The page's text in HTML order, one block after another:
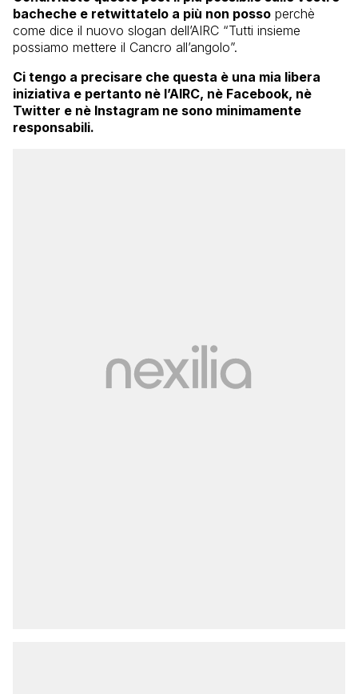
bacheche e retwittatelo a più non posso perchè
come dice il nuovo slogan dell’AIRC “Tutti insieme
possiamo mettere il Cancro all’angolo”.
Ci tengo a precisare che questa è una mia libera
iniziativa e pertanto nè l’AIRC, nè Facebook, nè
Twitter e nè Instagram ne sono minimamente
responsabili.